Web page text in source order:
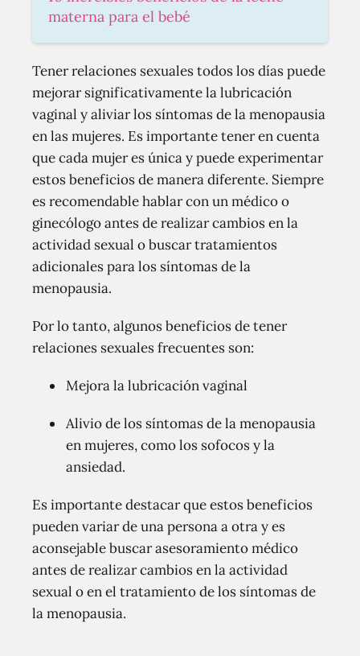
materna para el bebé
Tener relaciones sexuales todos los días puede
mejorar significativamente la lubricación
vaginal y aliviar los síntomas de la menopausia
en las mujeres. Es importante tener en cuenta
que cada mujer es única y puede experimentar
estos beneficios de manera diferente. Siempre
es recomendable hablar con un médico o
ginecólogo antes de realizar cambios en la
actividad sexual o buscar tratamientos
adicionales para los síntomas de la
menopausia.
Por lo tanto, algunos beneficios de tener
relaciones sexuales frecuentes son:
Mejora la lubricación vaginal
Alivio de los síntomas de la menopausia
en mujeres, como los sofocos y la
ansiedad.
Es importante destacar que estos beneficios
pueden variar de una persona a otra y es
aconsejable buscar asesoramiento médico
antes de realizar cambios en la actividad
sexual o en el tratamiento de los síntomas de
la menopausia.